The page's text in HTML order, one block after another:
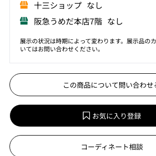
⼗三ショップ なし
阪急うめだ本店7階 なし
展示の状況は時期によって変わります。展示品の
いてはお問い合わせください。
この商品について問い合わせ
お気に入り登録
コーディネート相談